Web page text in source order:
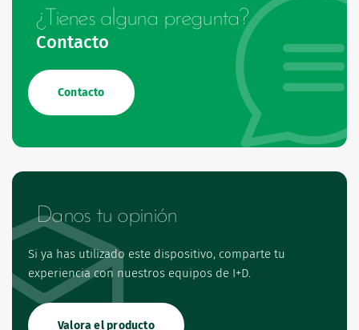
¿Tienes alguna pregunta?
Contacto
Contacto
Danos tu opinión
Si ya has utilizado este dispositivo, comparte tu
experiencia con nuestros equipos de I+D.
Valora el producto